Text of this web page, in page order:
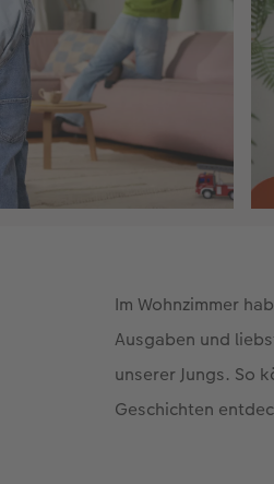
Im Wohnzimmer
Ausgaben und
unserer Jungs. So
Geschichten